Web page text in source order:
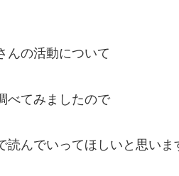
んの活動について
べてみましたので
読んでいってほしいと思いま